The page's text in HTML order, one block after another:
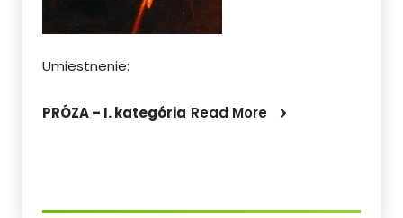
Umiestnenie:
PRÓZA – I. kategória Read More